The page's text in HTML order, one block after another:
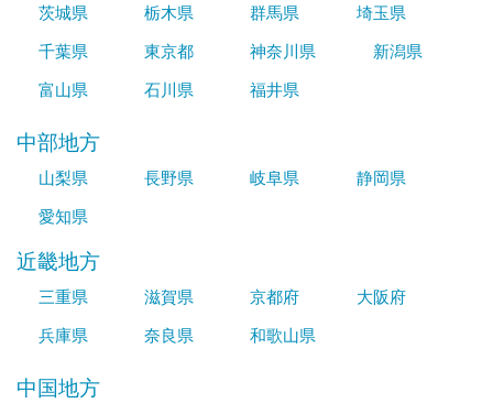
茨城県 栃木県 群馬県
埼玉県
千葉県
東京都 神奈川県
新潟県
富山県
石川県 福井県
中部地方
山梨県 長野県 岐阜県
静岡県
愛知県
近畿地方
三重県 滋賀県 京都府
大阪府
兵庫県
奈良県 和歌山県
中国地方